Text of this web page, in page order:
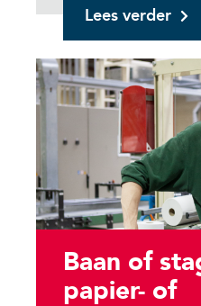
Lees verder
Baan of
papier- of